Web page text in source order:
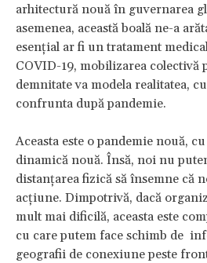
arhitectură nouă în guvernarea
asemenea, această boală ne-a
esențial ar fi un tratament
COVID-19, mobilizarea
demnitate va modela realitatea,
confrunta după pandemie.
Aceasta este o pandemie nouă,
dinamică nouă. Însă, noi nu
distanțarea fizică să însemne că
acțiune. Dimpotrivă, dacă
mult mai dificilă, aceasta este
cu care putem face schimb de
geografii de conexiune peste